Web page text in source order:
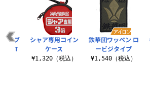
鉄華団ワッペン ロ
ービジタイプ
¥1,540（税込）
ダブ
じ T
シャア専用コイン
ケース
¥1,320（税込）